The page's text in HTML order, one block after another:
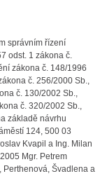
správním řízení
odst. 1 zákona č.
zákona č. 148/1996
č. 256/2000 Sb.,
č. 130/2002 Sb.,
č. 320/2002 Sb.,
základě návrhu
124, 500 03
Kvapil a Ing. Milan
Mgr. Petrem
Perthenová, Švadlena a